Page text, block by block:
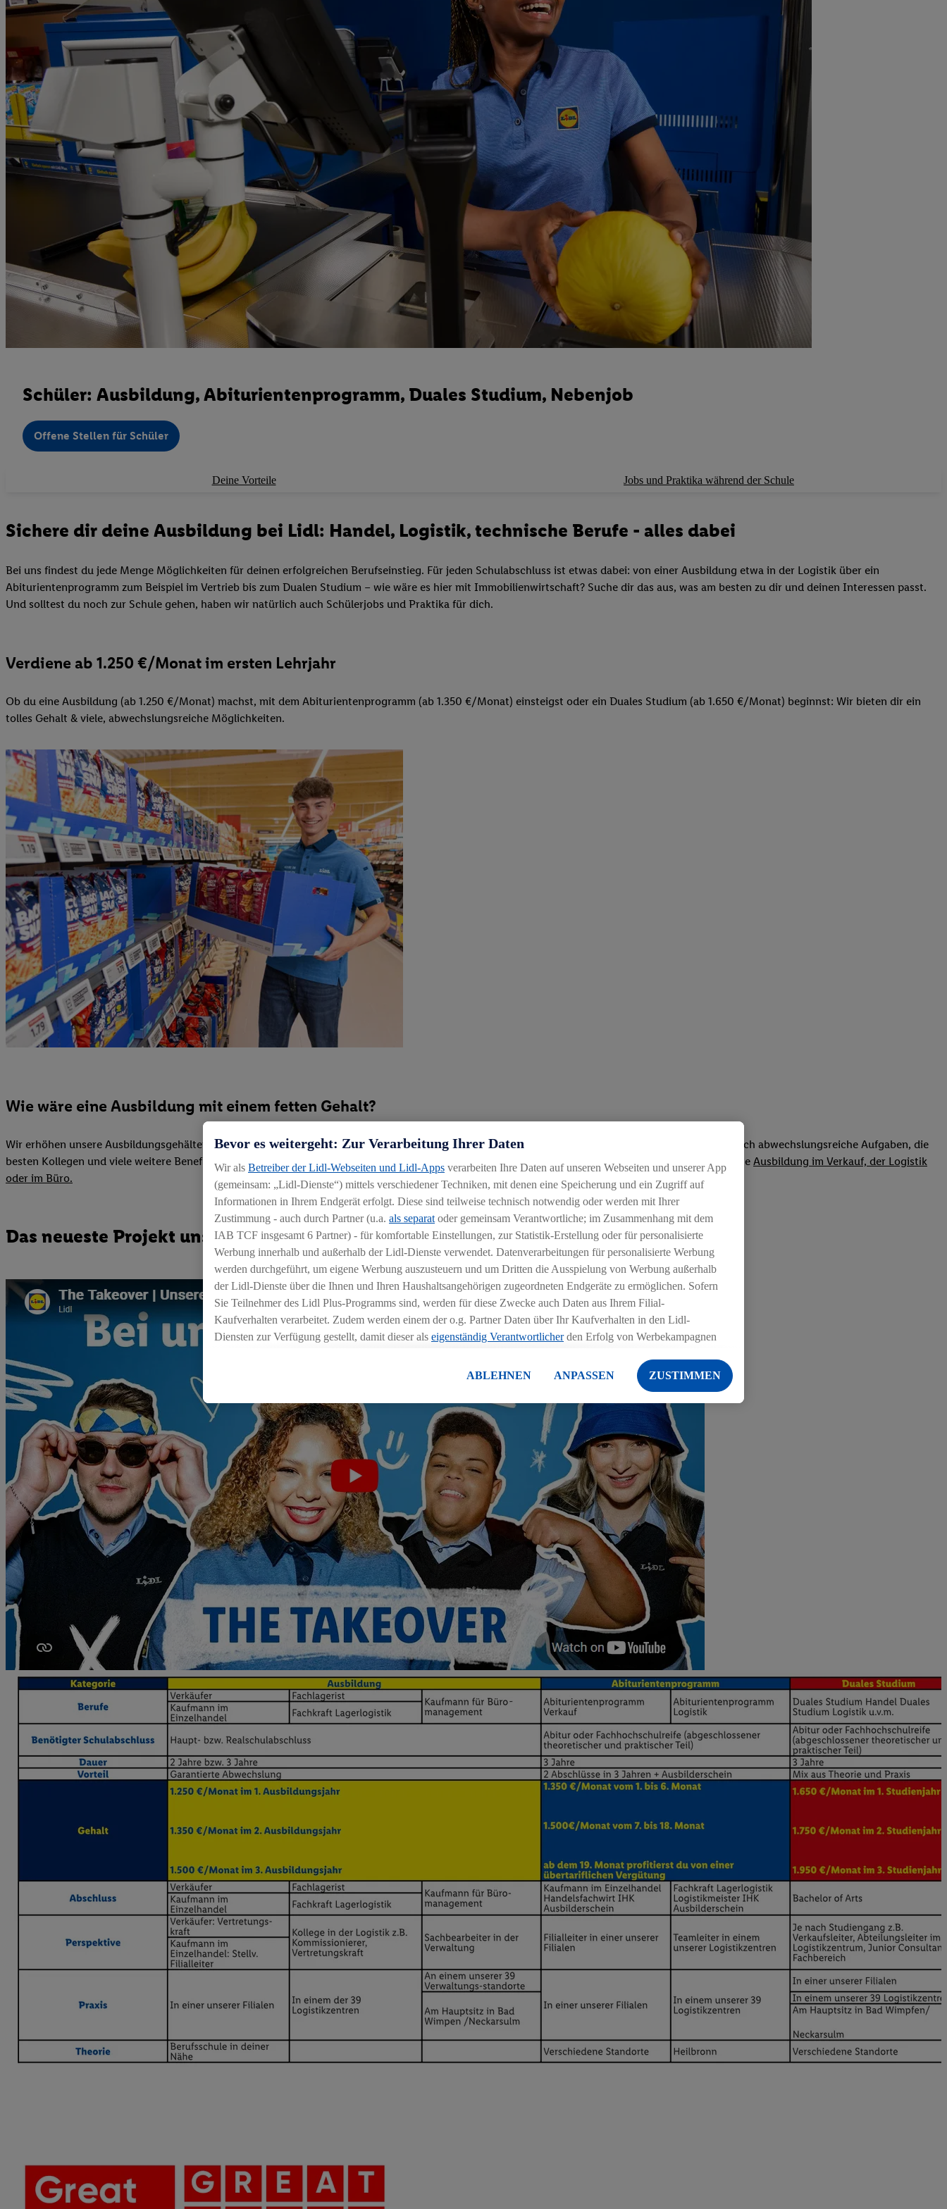
Schüler: Ausbildung, Abiturientenprogramm, Duales Studium, Nebenjob
Offene Stellen für Schüler
Deine Vorteile Jobs und Praktika während der Schule
Sichere dir deine Ausbildung bei Lidl: Handel, Logistik, technische Berufe - alles dabei
Bei uns findest du jede Menge Möglichkeiten für deinen erfolgreichen Berufseinstieg. Für jeden Schulabschluss ist etwas dabei: von einer Ausbildung etwa in der Logistik über ein
Abiturientenprogramm zum Beispiel im Vertrieb bis zum Dualen Studium – wie wäre es hier mit Immobilienwirtschaft? Suche dir das aus, was am besten zu dir und deinen Interessen passt.
Und solltest du noch zur Schule gehen, haben wir natürlich auch Schülerjobs und Praktika für dich.
Verdiene ab 1.250 €/Monat im ersten Lehrjahr
Ob du eine Ausbildung (ab 1.250 €/Monat) machst, mit dem Abiturientenprogramm (ab 1.350 €/Monat) einsteigst oder ein Duales Studium (ab 1.650 €/Monat) beginnst: Wir bieten dir ein
tolles Gehalt & viele, abwechslungsreiche Möglichkeiten.
Wie wäre eine Ausbildung mit einem fetten Gehalt?
Wir erhöhen unsere Ausbildungsgehälter auf1.250 €/Monatim 1. Jahr,1.350 €/Monatim 2. Jahr und1.500 €/Monat
im 3. Jahr! Außerdem erwarten dich abwechslungsreiche Aufgaben, die
besten Kollegen und viele weitere Benefits, damit du dich im #teamlidl so richtig wohlfühlen kannst. Worauf wartest du noch? Bewirb dich jetzt für eine Ausbildung im Verkauf, der Logistik
oder im Büro.
Das neueste Projekt unserer Azubis
Bevor es weitergeht: Zur Verarbeitung Ihrer Daten
Wir als Betreiber der Lidl-Webseiten und Lidl-Apps verarbeiten Ihre Daten auf unseren Webseiten und unserer App
(gemeinsam: „Lidl-Dienste“) mittels verschiedener Techniken, mit denen eine Speicherung und ein Zugriff auf
Informationen in Ihrem Endgerät erfolgt. Diese sind teilweise technisch notwendig oder werden mit Ihrer
Zustimmung - auch durch Partner (u.a. als separat oder gemeinsam Verantwortliche; im Zusammenhang mit dem
IAB TCF insgesamt 6 Partner) - für komfortable Einstellungen, zur Statistik-Erstellung oder für personalisierte
Werbung innerhalb und außerhalb der Lidl-Dienste verwendet. Datenverarbeitungen für personalisierte Werbung
werden durchgeführt, um eigene Werbung auszusteuern und um Dritten die Ausspielung von Werbung außerhalb
der Lidl-Dienste über die Ihnen und Ihren Haushaltsangehörigen zugeordneten Endgeräte zu ermöglichen. Sofern
Sie Teilnehmer des Lidl Plus-Programms sind, werden für diese Zwecke auch Daten aus Ihrem Filial-
Kaufverhalten verarbeitet. Zudem werden einem der o.g. Partner Daten über Ihr Kaufverhalten in den Lidl-
Diensten zur Verfügung gestellt, damit dieser als eigenständig Verantwortlicherden Erfolg von Werbekampagnen
Die Erstellung personalisierter Werbung basiert auf der Generierung von auch mit Daten von anderen Diensten
angereicherten Profilen. Dies umfasst die Zusammenführung von Daten (z.B. über Ihre Nutzung der Lidl-Dienste,
Ihr Kaufverhalten in den Lidl-Diensten, Informationen aus Ihrem Kundenkonto - z.B. Alter oder Geschlecht -
sowie Ihre genauen Standortdaten) auch über verschiedene Endgeräte und Lidl-Dienste hinweg einschließlich dem
Speichern von und/ oder dem Zugriff auf Informationen auf Ihren Endgeräten zur Erstellung von Zielgruppen
(sogenannten Segmenten). Im Zusammenhang mit dem Ausspielen dieser Werbung erfolgen Verarbeitungen auch
zur Leistungs-/ Erfolgsmessung der Werbung, zur Zielgruppenforschung, zur Entwicklung von Angeboten sowie
zur technischen Sicherung und Optimierung dieser Werbeausspielungen.
Sofern Sie hier Ihre Zustimmung dazu erteilen und danach ein Lidl Plus-Konto erstellen bzw. sich in Ihr
bestehendes Lidl Plus-Konto einloggen, kann darüber hinaus auch Ihre dort angegebene E-Mail-Adresse von uns
in gemeinsamer Verantwortlichkeit mit einem der oben genannten Partner verwendet werden, um daraus eine
spezielle Online-Kennung zu erstellen (die sogenannte EUID), die wir sodann ähnlich wie die sogleich
beschriebene Utiq-Kennung verwenden können, um Sie in von Dritten betriebenen Diensten zu erkennen und
Ihnen personalisierte Werbung auszuspielen. Hierzu wird von uns und einem der anderen oben genannten Partner
auch Ihre in einen Hashwert umgewandelte E-Mail-Adresse in gemeinsamer Verantwortlichkeit verarbeitet.
Zudem erlauben Sie uns, der Utiq SA/NV („Utiq“) und Ihrem Telekommunikationsnetzbetreiber, die Utiq-
Technologie in den Lidl-Diensten einzusetzen. Utiq prüft zunächst anhand Ihrer IP-Adresse, ob die Technologie für
Sie verfügbar ist. Wenn das der Fall ist, gibt Utiq Ihre IP-Adresse an Ihren Netzbetreiber weiter, der anhand der IP-
Adresse und einer Kundenkonto-Referenz, wie z.B. Ihrer Mobilfunknummer, eine Kennung für Utiq erstellt. Wir
werden diese Kennung verwenden, um Sie wiederzuerkennen und Erkenntnisse über Ihr Nutzungsverhalten in den
Lidl-Diensten zu erfassen. Insbesondere können Sie mittels dieser Technologie auch auf Diensten wiedererkannt
werden, die von Dritten betrieben werden, damit wir Ihnen dort personalisierte Werbung ausspielen können. Sie
können Ihre Einwilligung speziell zur Nutzung der Utiq-Technologie - zusätzlich zur weiter unten erläuterten
Möglichkeit, Ihre Einwilligung generell zu widerrufen - jederzeit auch überdas Datenschutzportal von Utiq
(„consenthub“) oder über „Anpassen“/„Nutzung der Telekommunikations-basierten Utiq-Technologie für digitales
Marketing“ am unteren Ende dieser Einwilligung (nur für die Lidl-Dienste) widerrufen. Weitere Informationen
Durch einen Klick auf „Ablehnen“ können Sie nur den Einsatz notwendiger Techniken zulassen. Durch einen
sämtlicher genannten Partner zu. Weitere Informationen, auch zur Speicherdauer der Daten und zu Ihrem Recht,
Ihre Einwilligung jederzeit mit Wirkung für die Zukunft zu widerrufen, finden Sie in unseren
Datenschutzbestimmungen.Die Impressen finden Sie hier.Unter „Anpassen“ können Sie einzelne
Verwendungszwecke oder Partner zulassen; das gilt auch für die nachfolgend schlagwortartig benannten Zwecke
und Funktionen im Rahmen des Einsatzes des IAB TCF für Werbung und Erfolgsmessung:
Gewährleistung der Sicherheit, Verhinderung und Aufdeckung von Betrug und Fehlerbehebung, Bereitstellung und
Anzeige von Werbung und Inhalten, Abgleichung und Kombination von Daten aus unterschiedlichen Quellen,
Verknüpfung verschiedener Endgeräte, Identifikation von Geräten anhand automatisch übermittelter Informationen,
Messung des Erfolgs von Werbekampagnen durch TTD und Nutzung der Telekommunikations-basierten Utiq-
Technologie für digitales Marketing, sowie:
Verwendung genauer Standortdaten. Erstellung von Profilen für personalisierte Werbung. Speichern von
oder Zugriff auf Informationen auf einem Endgerät. Entwicklung und Verbesserung der Angebote. Analyse
ABLEHNEN ANPASSEN ZUSTIMMEN